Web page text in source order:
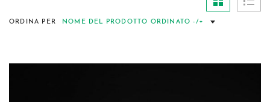
ORDINA PER NOME DEL PRODOTTO ORDINATO -/+